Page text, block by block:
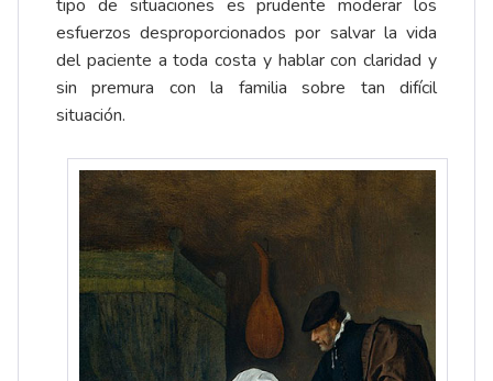
tipo de situaciones es prudente moderar los
esfuerzos desproporcionados por salvar la vida
del paciente a toda costa y hablar con claridad y
sin premura con la familia sobre tan difícil
situación.